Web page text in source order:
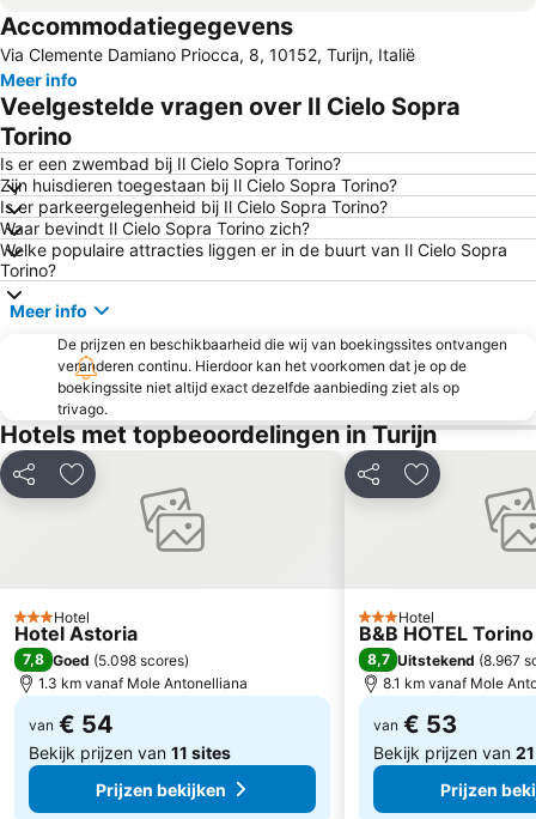
Lago di Viverone
Palio di Asti
Via Roma
Regio Parco
Residences of the Royal House of Savoy
Cinema Lux
Barriera di Milano
City Hall
Via Giuseppe Garibaldi
Piazza Castello
Cit Turin
Teatro Regio
Via Po
Piazza Carlo Emanuele II - P.zza Carlina
Parella
Carlo Alberto
San Francesco da Paola
Asti Lido 2000
San Lorenzo
Paleis Madama
Egyptisch Museum
Vanchiglia
Casa Scaccabarozzi - la Fetta di Polenta
Chiesa della Gran Madre di Dio
A come Ambiente
Accommodatiegegevens
Via Clemente Damiano Priocca, 8, 10152, Turijn, Italië
Meer info
Veelgestelde vragen over Il Cielo Sopra
Torino
Is er een zwembad bij Il Cielo Sopra Torino?
Zijn huisdieren toegestaan bij Il Cielo Sopra Torino?
Is er parkeergelegenheid bij Il Cielo Sopra Torino?
Waar bevindt Il Cielo Sopra Torino zich?
Welke populaire attracties liggen er in de buurt van Il Cielo Sopra
Torino?
Meer info
De prijzen en beschikbaarheid die wij van boekingssites ontvangen
veranderen continu. Hierdoor kan het voorkomen dat je op de
boekingssite niet altijd exact dezelfde aanbieding ziet als op
trivago.
Hotels met topbeoordelingen in Turijn
Delen Toevoegen aan favorieten
3 Sterren
Hotel
Hotel Astoria
7,8 Goed (5.098 scores)
1.3 km vanaf Mole Antonelliana
van € 54
Bekijk prijzen van 11 sites
Prijzen bekijken
Delen Toevoegen
3 Sterren
Hotel
B&B HOTEL
8,7 Uitstekend (8.967
8.1 km vanaf Mole
van € 53
Bekijk prijzen van
Prijzen